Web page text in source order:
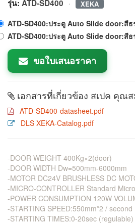
รุ่น: ATD-SD400 · XEKA
ATD-SD400:ประตู Auto Slide door:สีธ
ATD-SD400:ประตู Auto Slide door:สีธ
ขอใบเสนอราคา
เอกสารที่เกี่ยวข้อง สเปค คุณ
ATD-SD400-datasheet.pdf
DLS XEKA-Catalog.pdf
-DOOR WEIGHT 400Kg×2(door)
-DOOR WIDTH Dw=500mm-6000mm
-MOTOR DC24V BRUSHLESS DC
-MICRO-CONTROLLER Standard
-POWER CONSUMPTION 120W
-STARTING SPEED:550mm*2 / second
-STARTING TIMES:0-20sec (regulable)